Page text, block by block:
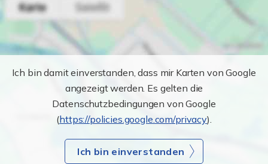
Ich bin damit einverstanden, dass mir Karten von Google
angezeigt werden. Es gelten die
Datenschutzbedingungen von Google
(https://policies.google.com/privacy).
Ich bin einverstanden